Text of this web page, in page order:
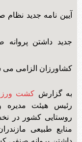
آیین نامه جدید
جدید داشتن پروانه
کشاورزان الزامی می
به گزارش کشت ورز
رئیس هیئت مدیره
روستایی کشور در
منابع طبیعی